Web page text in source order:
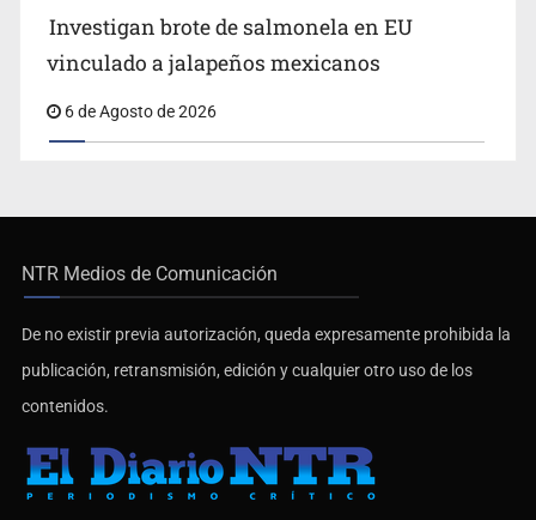
Investigan brote de salmonela en EU
vinculado a jalapeños mexicanos
6 de Agosto de 2026
NTR Medios de Comunicación
De no existir previa autorización, queda expresamente prohibida la
publicación, retransmisión, edición y cualquier otro uso de los
contenidos.